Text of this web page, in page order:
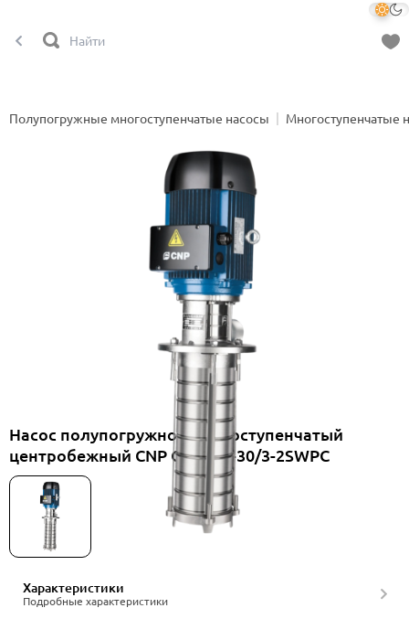
Полупогружные многоступенчатые насосы Многоступенчатые
Насос полупогружной многоступенчатый
центробежный CNP CDLK42-30/3-2SWPC
Характеристики
Подробные характеристики